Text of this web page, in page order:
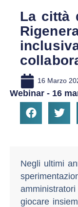
La città
16 Marzo
Webinar - 16
Negli ultimi
giocare